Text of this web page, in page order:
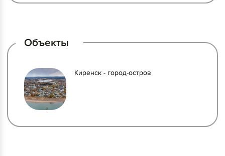
Объекты
Киренск - город-остров